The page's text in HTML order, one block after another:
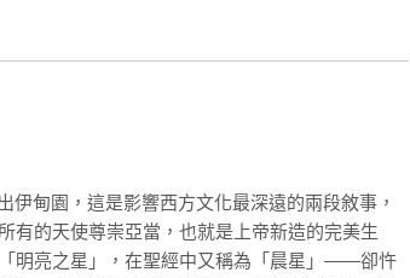
作者．史丹佛監獄實驗主持人）
系主任）
甸園，這是影響西方文化最深遠的兩段敘事，
有的天使尊崇亞當，也就是上帝新造的完美生
明亮之星」，在聖經中又稱為「晨星」——卻忤